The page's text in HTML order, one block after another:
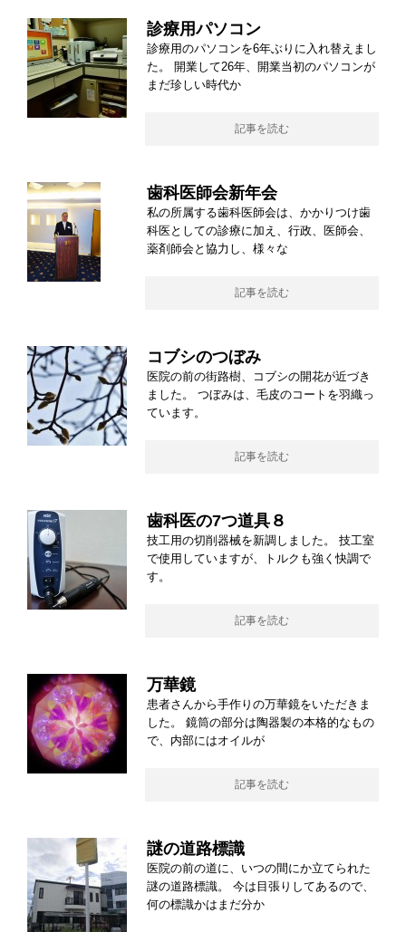
診療用パソコン
診療用のパソコンを6年ぶりに入れ替えまし
た。 開業して26年、開業当初のパソコンが
まだ珍しい時代か
記事を読む
歯科医師会新年会
私の所属する歯科医師会は、かかりつけ歯
科医としての診療に加え、行政、医師会、
薬剤師会と協力し、様々な
記事を読む
コブシのつぼみ
医院の前の街路樹、コブシの開花が近づき
ました。 つぼみは、毛皮のコートを羽織っ
ています。
記事を読む
歯科医の7つ道具８
技工用の切削器械を新調しました。 技工室
で使用していますが、トルクも強く快調で
す。
記事を読む
万華鏡
患者さんから手作りの万華鏡をいただきま
した。 鏡筒の部分は陶器製の本格的なもの
で、内部にはオイルが
記事を読む
謎の道路標識
医院の前の道に、いつの間にか立てられた
謎の道路標識。 今は目張りしてあるので、
何の標識かはまだ分か